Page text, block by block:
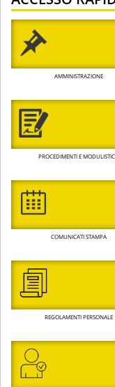
AMMINISTRAZIONE
PROCEDIMENTI E
COMUNICATI STAMPA
REGOLAMENTI PERSONALE